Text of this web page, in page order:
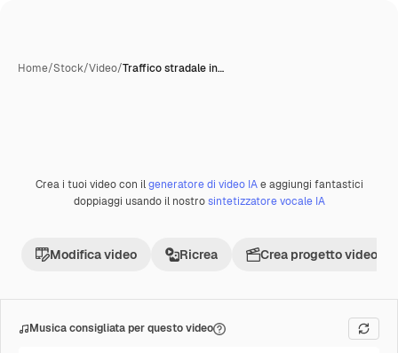
Home/Stock/Video/Traffico stradale in…
PremiumCreata con IA
Crea i tuoi video con ilgeneratore di video IAe aggiungi fantastici
doppiaggi usando il nostrosintetizzatore vocale IA
Modifica video Ricrea Crea progetto video
Musica consigliata per questo video